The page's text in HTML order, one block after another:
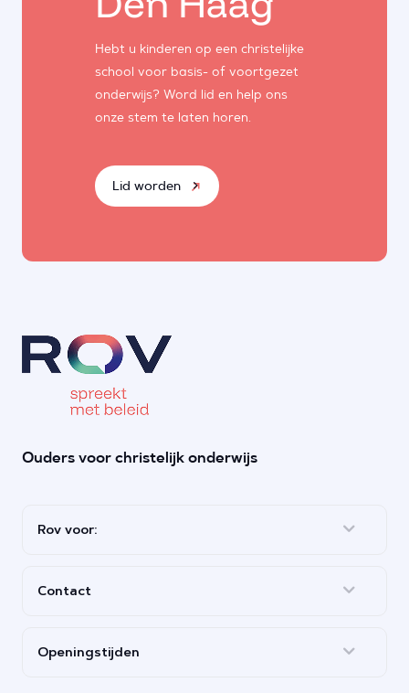
Hebt u kinderen op een christelijke
school voor basis- of voortgezet
onderwijs? Word lid en help ons
onze stem te laten horen.
Lid worden
Ouders voor christelijk onderwijs
Rov voor:
Contact
Openingstijden